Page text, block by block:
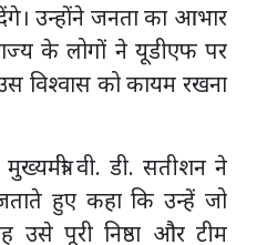
उन्होंने जनता का आभार
के लोगों ने यूडीएफ पर
विश्वास को कायम रखना
वी. डी. सतीशन ने
हुए कहा कि उन्हें जो
उसे पूरी निष्ठा और टीम